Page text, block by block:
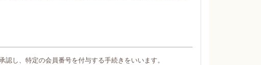
し、特定の会員番号を付与する手続きをいいます。